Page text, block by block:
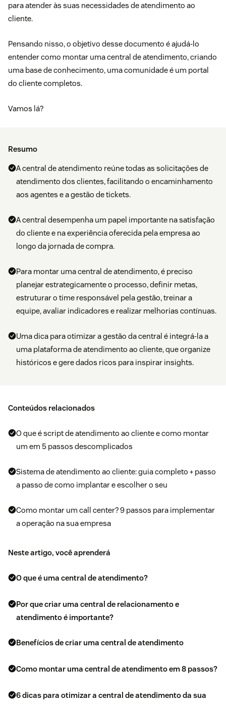
para atender às suas necessidades de atendimento ao
cliente.
Pensando nisso, o objetivo desse documento é ajudá-lo
entender como montar uma central de atendimento, criando
uma base de conhecimento, umacomunidadeé um portal
do cliente completos.
Vamos lá?
Resumo
A central de atendimento reúne todas as solicitações de
atendimento dos clientes, facilitando o encaminhamento
aos agentes e a gestão de tickets.
A central desempenha um papel importante na satisfação
do cliente e na experiência oferecida pela empresa ao
longo da jornada de compra.
Para montar uma central de atendimento, é preciso
planejar estrategicamente o processo, definir metas,
estruturar o time responsável pela gestão, treinar a
equipe, avaliar indicadores e realizar melhorias contínuas.
Uma dica para otimizar a gestão da central é integrá-la a
uma plataforma de atendimento ao cliente, que organize
históricos e gere dados ricos para inspirar insights.
Conteúdos relacionados
O que é script de atendimento ao cliente e como montar
um em 5 passos descomplicados
Sistema de atendimento ao cliente: guia completo + passo
a passo de como implantar e escolher o seu
Como montar um call center? 9 passos para implementar
a operação na sua empresa
Neste artigo, você aprenderá
O que é uma central de atendimento?
Por que criar uma central de relacionamento e
atendimento é importante?
Benefícios de criar uma central de atendimento
Como montar uma central de atendimento em 8 passos?
6 dicas para otimizar a central de atendimento da sua